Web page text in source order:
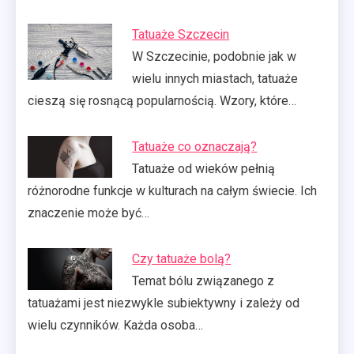
Tatuaże Szczecin
W Szczecinie, podobnie jak w
wielu innych miastach, tatuaże
cieszą się rosnącą popularnością. Wzory, które…
Tatuaże co oznaczają?
Tatuaże od wieków pełnią
różnorodne funkcje w kulturach na całym świecie. Ich
znaczenie może być…
Czy tatuaże bolą?
Temat bólu związanego z
tatuażami jest niezwykle subiektywny i zależy od
wielu czynników. Każda osoba…